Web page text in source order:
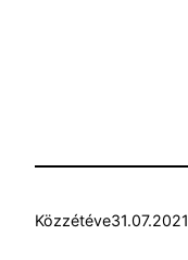
Közzétéve31.07.2021